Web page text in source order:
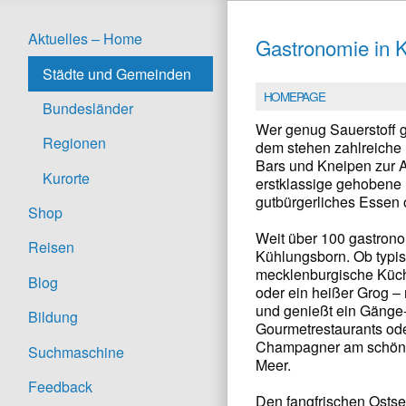
Aktuelles – Home
Städte und Gemeinden
Bundesländer
Regionen
Kurorte
Shop
Reisen
Blog
Bildung
Suchmaschine
Feedback
Gastronomie in
HOMEPAGE
Wer genug Sauerstoff
dem stehen
Bars und Kneipen zur
erstklassige
gutbürgerliches Essen
Weit über 100
Kühlungsborn. Ob
mecklenburgische
oder ein heißer Grog
und genießt ein
Gourmetrestaurants
Champagner am
Meer.
Den fangfrischen